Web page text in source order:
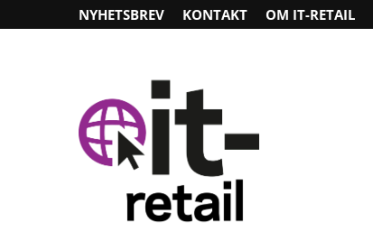
NYHETSBREV KONTAKT OM IT-RETAIL